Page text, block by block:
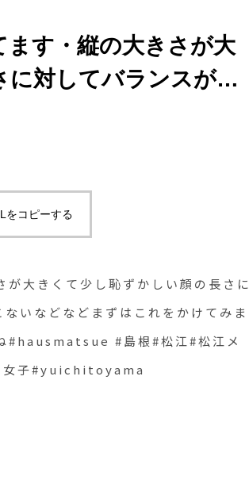
す・縦の大きさが大
に対してバランスが悪
るのかも・#optical#
ネ女子#yuichitoyama
をコピーする
大きくて少し恥ずかしい顔の長さに
いなどなどまずはこれをかけてみま
#hausmatsue #島根#松江#松江メ
女子#yuichitoyama